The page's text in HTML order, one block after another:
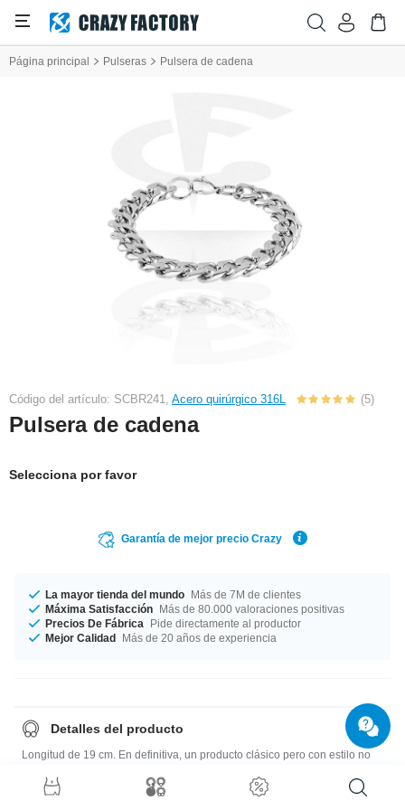
Página principal Pulseras Pulsera de cadena
Código del artículo: SCBR241, Acero quirúrgico 316L (5)
Pulsera de cadena
Selecciona por favor
Garantía de mejor precio Crazy
La mayor tienda del mundo Más de 7M de clientes
Máxima Satisfacción Más de 80.000 valoraciones positivas
Precios De Fábrica
Pide directamente al productor
Mejor Calidad Más de 20 años de experiencia
Detalles del producto
Longitud de 19 cm. En definitiva, un producto clásico pero con estilo no